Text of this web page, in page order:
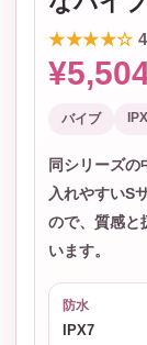
★★★★☆
バイブ
同シリーズの
入れやすいS
ので、質感と
います。
防水
IPX7